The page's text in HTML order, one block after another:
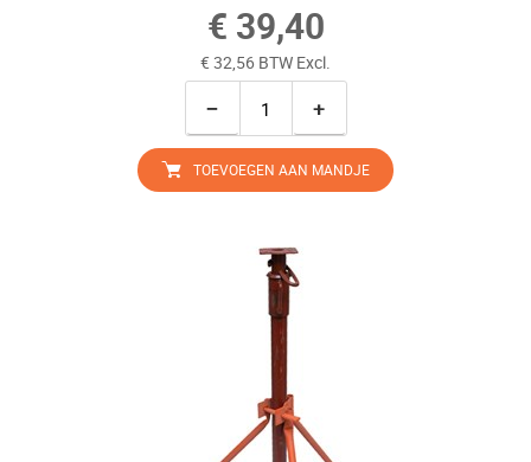
€ 39,40
€ 32,56 BTW Excl.
− +
TOEVOEGEN AAN MANDJE